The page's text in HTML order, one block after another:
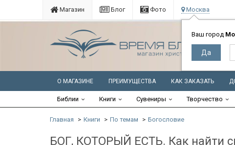
Магазин Блог Фото Москва
Ваш город
О МАГАЗИНЕ ПРЕИМУЩЕСТВА КАК ЗАКАЗАТЬ
Библии Книги Сувениры Творчество
Главная Книги По темам Богословие
БОГ, КОТОРЫЙ ЕСТЬ. Как найти